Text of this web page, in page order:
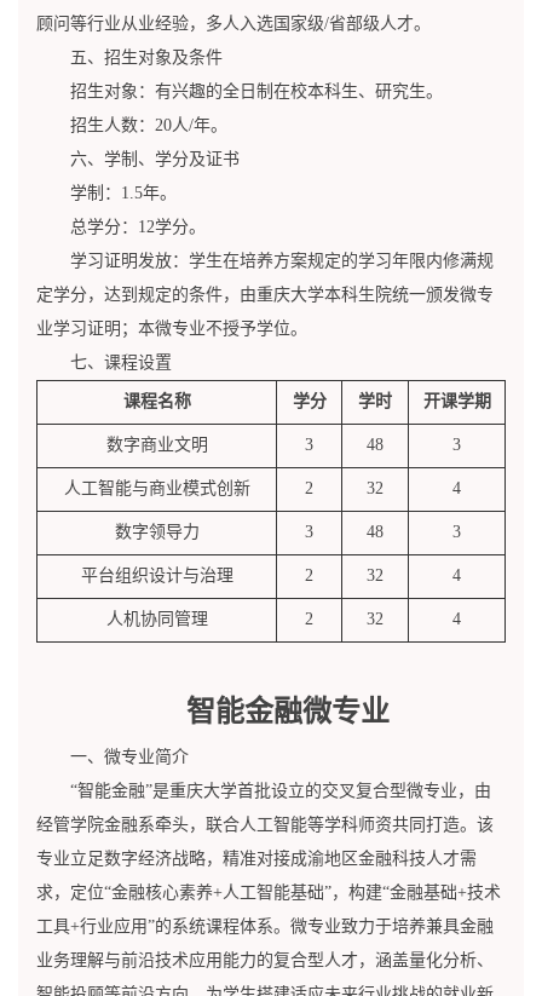
顾问等行业从业经验，多人入选国家级/省部级人才。
五、招生对象及条件
招生对象：有兴趣的全日制在校本科生、研究生。
招生人数：20人/年。
六、学制、学分及证书
学制：1.5年。
总学分：12学分。
学习证明发放：学生在培养方案规定的学习年限内修满规
定学分，达到规定的条件，由重庆大学本科生院统一颁发微专
业学习证明；本微专业不授予学位。
七、课程设置
课程名称 学分 学时 开课学期
数字商业文明 3 48 3
人工智能与商业模式创新 2 32 4
数字领导力 3 48 3
平台组织设计与治理 2 32 4
人机协同管理 2 32 4
智能金融微专业
一、微专业简介
“智能金融”是重庆大学首批设立的交叉复合型微专业，由
经管学院金融系牵头，联合人工智能等学科师资共同打造。该
专业立足数字经济战略，精准对接成渝地区金融科技人才需
求，定位“金融核心素养+人工智能基础”，构建“金融基础+技术
工具+行业应用”的系统课程体系。微专业致力于培养兼具金融
业务理解与前沿技术应用能力的复合型人才，涵盖量化分析、